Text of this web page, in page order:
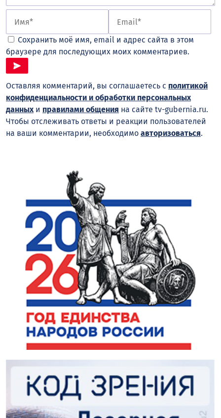
Сохранить моё имя, email и адрес сайта в этом
браузере для последующих моих комментариев.
Оставляя комментарий, вы соглашаетесь с политикой
конфиденциальности и обработки персональных
данныхи правилами общения на сайте tv-gubernia.ru.
Чтобы отслеживать ответы и реакции пользователей
на ваши комментарии, необходимо авторизоваться.